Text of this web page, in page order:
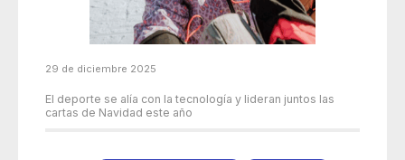
29 de diciembre 2025
El deporte se alía con la tecnología y lideran juntos las
cartas de Navidad este año